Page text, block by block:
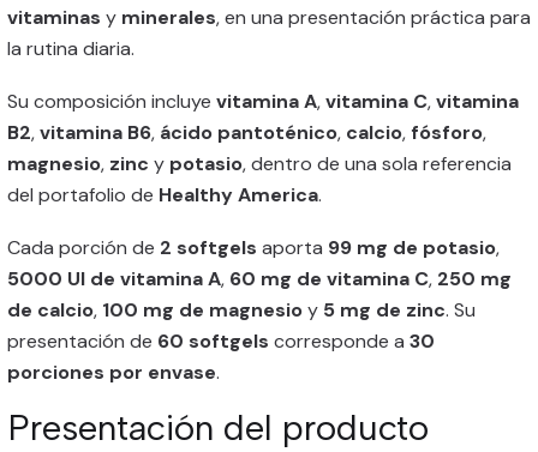
vitaminas y minerales, en una presentación práctica para
la rutina diaria.
Su composición incluye vitamina A,vitamina C,vitamina
B2,vitamina B6, ácido pantoténico, calcio, fósforo,
magnesio, zinc y potasio, dentro de una sola referencia
del portafolio de Healthy America.
Cada porción de 2 softgels aporta 99 mg de potasio,
5000 UI de vitamina A, 60 mg de vitamina C, 250 mg
de calcio, 100 mg de magnesioy 5 mg de zinc. Su
presentación de 60 softgels corresponde a 30
porciones por envase.
Presentación del producto